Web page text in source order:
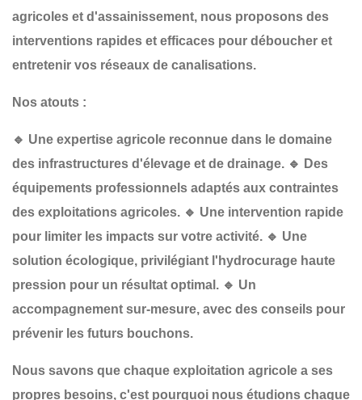
agricoles et d'assainissement, nous proposons des
interventions rapides et efficaces pour déboucher et
entretenir vos réseaux de canalisations.
Nos atouts :
🔹 Une expertise agricole reconnue dans le domaine
des infrastructures d'élevage et de drainage. 🔹 Des
équipements professionnels adaptés aux contraintes
des exploitations agricoles. 🔹 Une intervention rapide
pour limiter les impacts sur votre activité. 🔹 Une
solution écologique, privilégiant l'hydrocurage haute
pression pour un résultat optimal. 🔹 Un
accompagnement sur-mesure, avec des conseils pour
prévenir les futurs bouchons.
Nous savons que chaque exploitation agricole a ses
propres besoins, c'est pourquoi nous étudions chaque